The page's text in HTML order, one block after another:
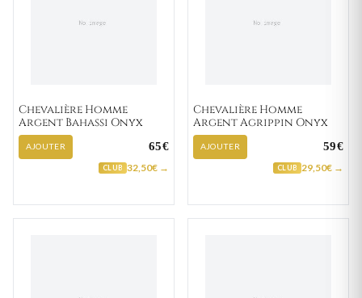
Chevalière Homme
Argent Bahassi Onyx
AJOUTER 65€
CLUB 32,50€ →
Chevalière Homme
Argent Agrippin Onyx
AJOUTER 59€
CLUB 29,50€ →